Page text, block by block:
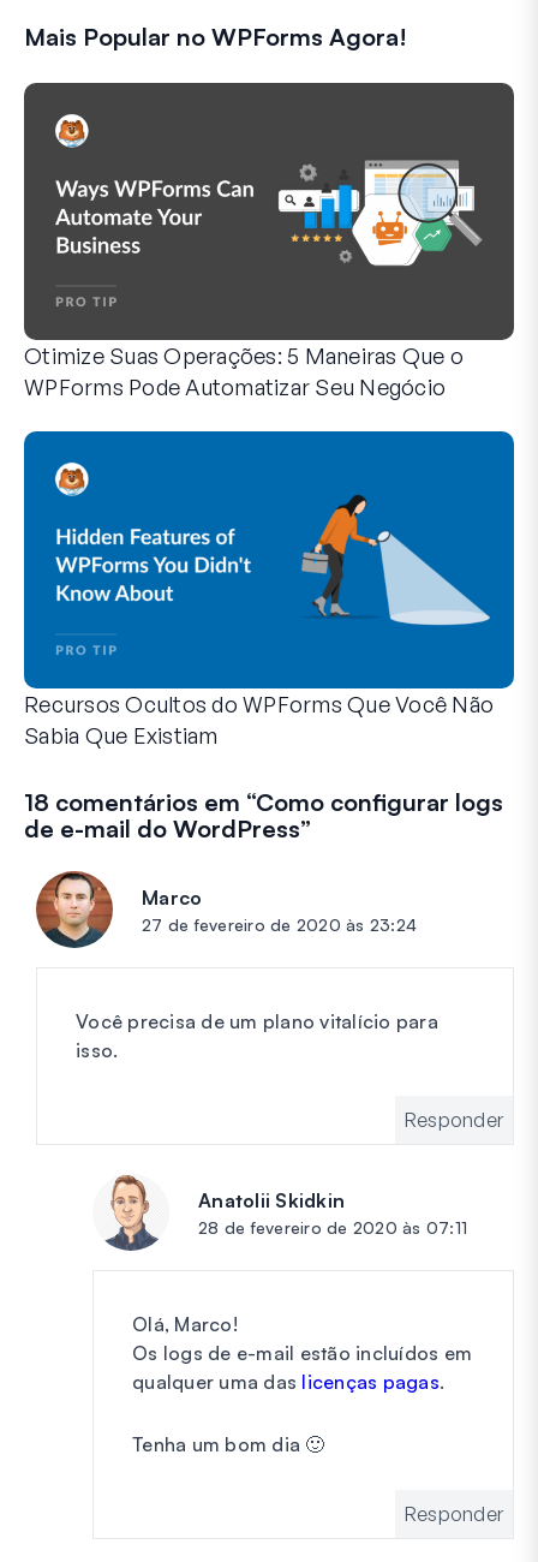
Mais Popular no WPForms Agora!
Otimize Suas Operações: 5 Maneiras Que o
WPForms Pode Automatizar Seu Negócio
Recursos Ocultos do WPForms Que Você Não
Sabia Que Existiam
18 comentários em “Como configurar logs
de e-mail do WordPress”
Marco
27 de fevereiro de 2020 às 23:24
Você precisa de um plano vitalício para
isso.
Responder
Anatolii Skidkin
28 de fevereiro de 2020 às 07:11
Olá, Marco!
Os logs de e-mail estão incluídos em
qualquer uma das licenças pagas.
Tenha um bom dia 🙂
Responder